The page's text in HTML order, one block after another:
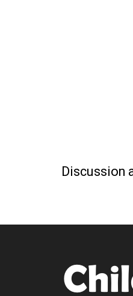
Discussion